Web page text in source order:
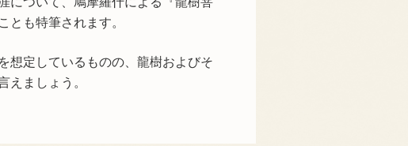
とも特筆されます。
想定しているものの、龍樹およびそ
えましょう。